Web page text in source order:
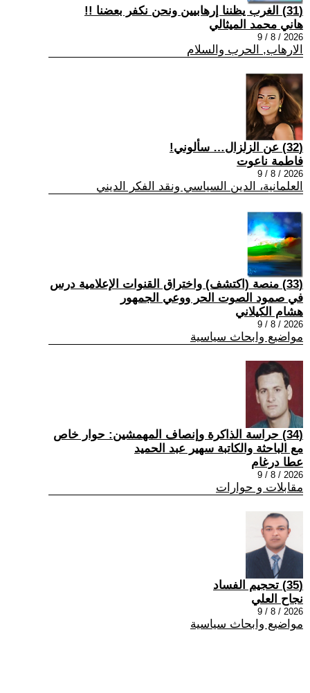
(31) الغرب يظننا إرهابيين ونحن نكفر بعضنا !!
هاني محمد الميثالي
2026 / 8 / 9
الارهاب, الحرب والسلام
(32) عن الزلزال… سألوني!
فاطمة ناعوت
2026 / 8 / 9
العلمانية، الدين السياسي ونقد الفكر الديني
(33) منصة (اكتشف) واختراق القنوات الإعلامية درس
في صمود الصوت الحر ووعي الجمهور
هشام الكيلاني
2026 / 8 / 9
مواضيع وابحاث سياسية
(34) حراسة الذاكرة وإنصاف المهمشين: حوار خاص
مع الباحثة والكاتبة سهير عبد الحميد
عطا درغام
2026 / 8 / 9
مقابلات و حوارات
(35) تحجيم الفساد
نجاح العلي
2026 / 8 / 9
مواضيع وابحاث سياسية